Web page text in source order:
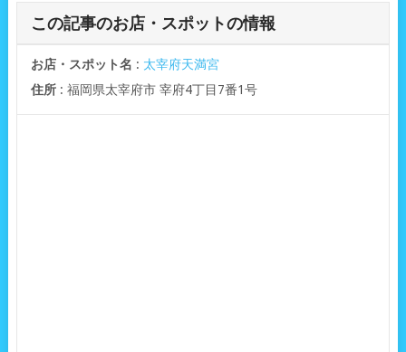
この記事のお店・スポットの情報
お店・スポット名 : 太宰府天満宮
住所: 福岡県太宰府市 宰府4丁目7番1号